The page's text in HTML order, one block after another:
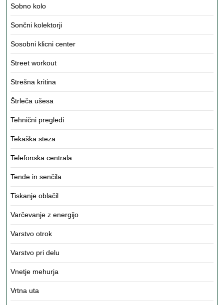
Sobno kolo
Sončni kolektorji
Sosobni klicni center
Street workout
Strešna kritina
Štrleča ušesa
Tehnični pregledi
Tekaška steza
Telefonska centrala
Tende in senčila
Tiskanje oblačil
Varčevanje z energijo
Varstvo otrok
Varstvo pri delu
Vnetje mehurja
Vrtna uta